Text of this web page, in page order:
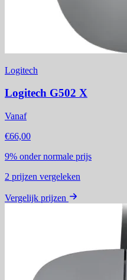
Logitech
Logitech G502 X
Vanaf
€66,00
9% onder normale prijs
2 prijzen vergeleken
Vergelijk prijzen